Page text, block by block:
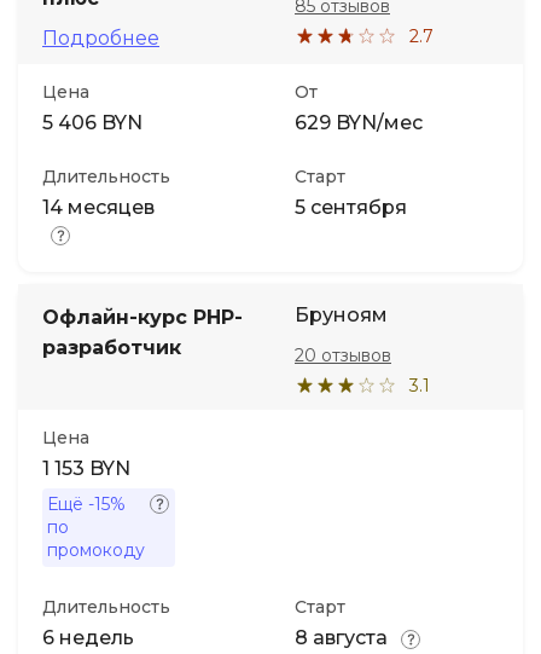
Подробнее
2.7
85 отзывов
Цена
5 406 BYN
От
629 BYN/мес
Длительность
14 месяцев
Старт
5 сентября
Офлайн-курс PHP-
разработчик
Бруноям
3.1
20 отзывов
Цена
1 153 BYN
Ещё -15%
по
промокоду
Длительность
6 недель
Старт
8 августа